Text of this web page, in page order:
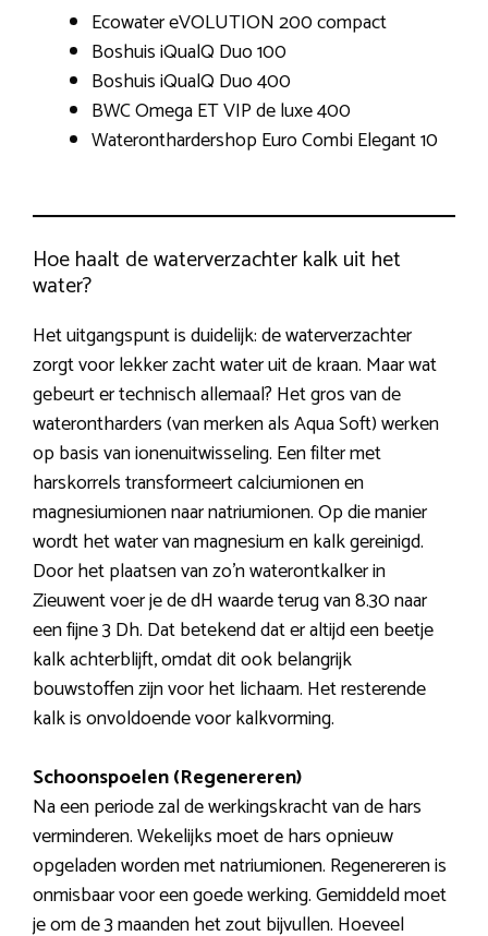
Ecowater eVOLUTION 200 compact
Boshuis iQualQ Duo 100
Boshuis iQualQ Duo 400
BWC Omega ET VIP de luxe 400
Wateronthardershop Euro Combi Elegant 10
Hoe haalt de waterverzachter kalk uit het
water?
Het uitgangspunt is duidelijk: de waterverzachter
zorgt voor lekker zacht water uit de kraan. Maar wat
gebeurt er technisch allemaal? Het gros van de
waterontharders (van merken als Aqua Soft) werken
op basis van ionenuitwisseling. Een filter met
harskorrels transformeert calciumionen en
magnesiumionen naar natriumionen. Op die manier
wordt het water van magnesium en kalk gereinigd.
Door het plaatsen van zo’n waterontkalker in
Zieuwent voer je de dH waarde terug van 8.30 naar
een fijne 3 Dh. Dat betekend dat er altijd een beetje
kalk achterblijft, omdat dit ook belangrijk
bouwstoffen zijn voor het lichaam. Het resterende
kalk is onvoldoende voor kalkvorming.
Schoonspoelen (Regenereren)
Na een periode zal de werkingskracht van de hars
verminderen. Wekelijks moet de hars opnieuw
opgeladen worden met natriumionen. Regenereren is
onmisbaar voor een goede werking. Gemiddeld moet
je om de 3 maanden het zout bijvullen. Hoeveel